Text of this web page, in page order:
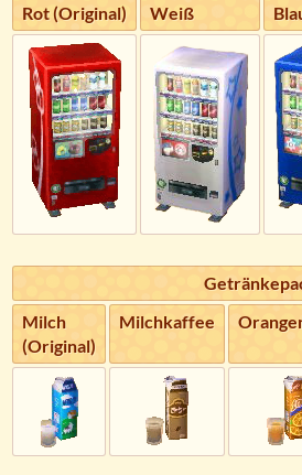
Rot (Original)
Weiß
Milch
(Original)
Milchkaffee